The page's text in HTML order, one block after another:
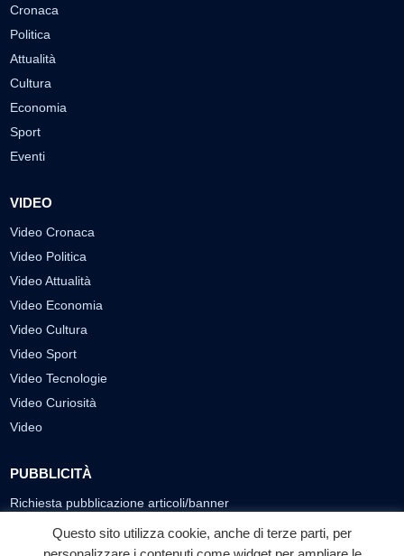
Cronaca
Politica
Attualità
Cultura
Economia
Sport
Eventi
VIDEO
Video Cronaca
Video Politica
Video Attualità
Video Economia
Video Cultura
Video Sport
Video Tecnologie
Video Curiosità
Video
PUBBLICITÀ
Richiesta pubblicazione articoli/banner
SEGUICI SUI SOCIAL
Questo sito utilizza cookie, anche di terze parti, per